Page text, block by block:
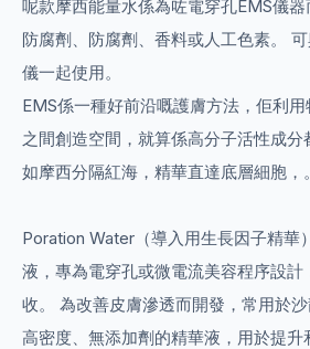
呢款摩西能量水係為咗電穿孔EMS儀
防腐劑、防腐劑、香料或人工色素。
儀一起使用。
EMS係一種好前沿嘅護膚方法，佢利
之間創造空間，就算係高分子活性成分
如摩西分隔紅海，精華直達底層細胞，。
Poration Water（導入用生長因子精華
液，專為電穿孔或微電流美容程序設計
收。 為改善皮膚滲透而開發，常用於
高密度、無添加劑的精華液，用於提升